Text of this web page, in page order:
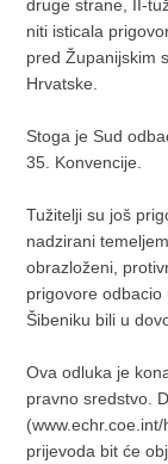
druge strane, II-
niti isticala
pred Županijskim
Hrvatske.
Stoga je Sud
35. Konvencije.
Tužitelji su još
nadzirani
obrazloženi,
prigovore odbacio
Šibeniku bili u
Ova odluka je
pravno sredstvo.
prijevoda bit će